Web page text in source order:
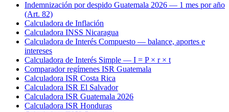
Indemnización por despido Guatemala 2026 — 1 mes por año
(Art. 82)
Calculadora de Inflación
Calculadora INSS Nicaragua
Calculadora de Interés Compuesto — balance, aportes e
intereses
Calculadora de Interés Simple — I = P × r × t
Comparador regímenes ISR Guatemala
Calculadora ISR Costa Rica
Calculadora ISR El Salvador
Calculadora ISR Guatemala 2026
Calculadora ISR Honduras